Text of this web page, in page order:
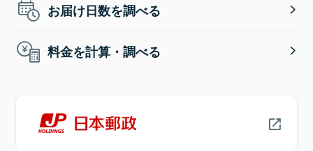
お届け日数を調べる
料金を計算・調べる